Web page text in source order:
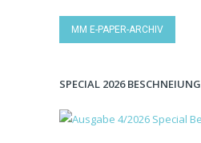
MM E-PAPER-ARCHIV
SPECIAL 2026 BESCHNEIUNG